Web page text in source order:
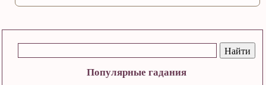
Популярные гадания